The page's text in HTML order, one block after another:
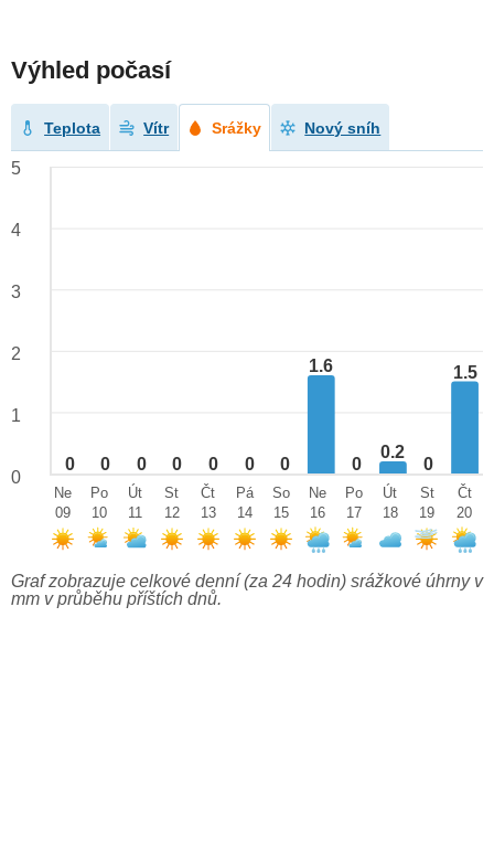
Výhled počasí
Teplota Vítr Srážky Nový sníh
0 0 0 0 0 0 0
1.6
0
0.2
0
1.5
5
4
3
2
1
0
Ne
09
Po
10
Út
11
St
12
Čt
13
Pá
14
So
15
Ne
16
Po
17
Út
18
St
19
Čt
20
Graf zobrazuje celkové denní (za 24 hodin) srážkové úhrny v
mm v průběhu příštích dnů.